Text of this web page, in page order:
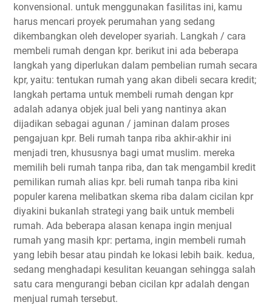
konvensional. untuk menggunakan fasilitas ini, kamu
harus mencari proyek perumahan yang sedang
dikembangkan oleh developer syariah. Langkah / cara
membeli rumah dengan kpr. berikut ini ada beberapa
langkah yang diperlukan dalam pembelian rumah secara
kpr, yaitu: tentukan rumah yang akan dibeli secara kredit;
langkah pertama untuk membeli rumah dengan kpr
adalah adanya objek jual beli yang nantinya akan
dijadikan sebagai agunan / jaminan dalam proses
pengajuan kpr. Beli rumah tanpa riba akhir-akhir ini
menjadi tren, khususnya bagi umat muslim. mereka
memilih beli rumah tanpa riba, dan tak mengambil kredit
pemilikan rumah alias kpr. beli rumah tanpa riba kini
populer karena melibatkan skema riba dalam cicilan kpr
diyakini bukanlah strategi yang baik untuk membeli
rumah. Ada beberapa alasan kenapa ingin menjual
rumah yang masih kpr: pertama, ingin membeli rumah
yang lebih besar atau pindah ke lokasi lebih baik. kedua,
sedang menghadapi kesulitan keuangan sehingga salah
satu cara mengurangi beban cicilan kpr adalah dengan
menjual rumah tersebut.